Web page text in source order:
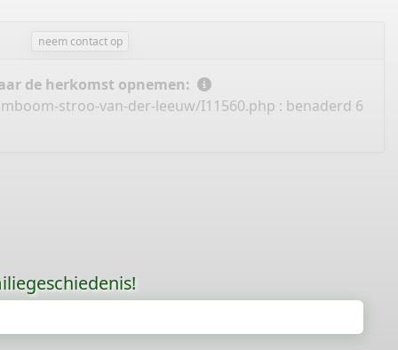
neem contact op
de herkomst opnemen:
stroo-van-der-leeuw/I11560.php : benaderd 6